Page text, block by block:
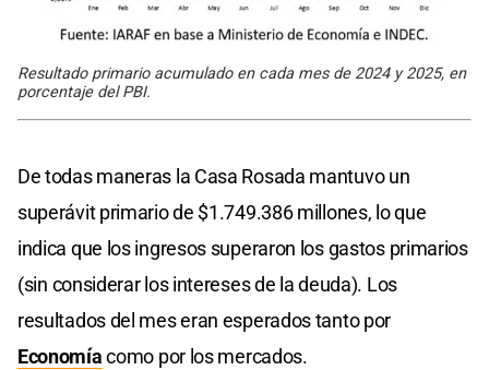
Resultado primario acumulado en cada mes de 2024 y 2025, en
porcentaje del PBI.
De todas maneras la Casa Rosada mantuvo un
superávit primario de $1.749.386 millones, lo que
indica que los ingresos superaron los gastos primarios
(sin considerar los intereses de la deuda). Los
resultados del mes eran esperados tanto por
Economíacomo por los mercados.